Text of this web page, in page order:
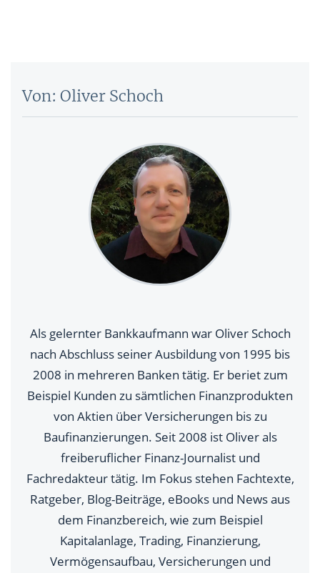
Von: Oliver Schoch
Als gelernter Bankkaufmann war Oliver Schoch
nach Abschluss seiner Ausbildung von 1995 bis
2008 in mehreren Banken tätig. Er beriet zum
Beispiel Kunden zu sämtlichen Finanzprodukten
von Aktien über Versicherungen bis zu
Baufinanzierungen. Seit 2008 ist Oliver als
freiberuflicher Finanz-Journalist und
Fachredakteur tätig. Im Fokus stehen Fachtexte,
Ratgeber, Blog-Beiträge, eBooks und News aus
dem Finanzbereich, wie zum Beispiel
Kapitalanlage, Trading, Finanzierung,
Vermögensaufbau, Versicherungen und